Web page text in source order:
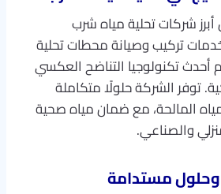
شركات تحلية مياه شرب
تركيب وصيانة محطات تحلية
أحدث تكنولوجيا التناضح العكسي
توفر الشركة حلولًا متكاملة
المالحة، مع ضمان مياه صحية
والصناعي.
مستدامة